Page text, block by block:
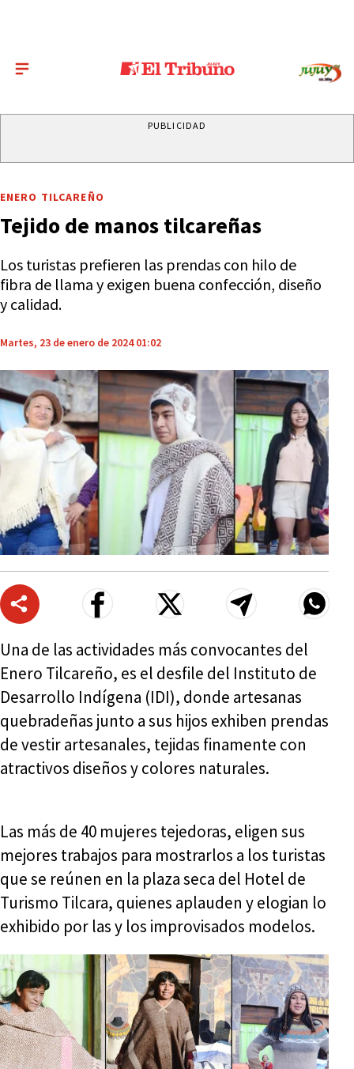
PUBLICIDAD
ENERO TILCAREÑO
Tejido de manos tilcareñas
Los turistas prefieren las prendas con hilo de
fibra de llama y exigen buena confección, diseño
y calidad.
Martes, 23 de enero de 2024 01:02
Una de las actividades más convocantes del
Enero Tilcareño, es el desfile del Instituto de
Desarrollo Indígena (IDI), donde artesanas
quebradeñas junto a sus hijos exhiben prendas
de vestir artesanales, tejidas finamente con
atractivos diseños y colores naturales.
Las más de 40 mujeres tejedoras, eligen sus
mejores trabajos para mostrarlos a los turistas
que se reúnen en la plaza seca del Hotel de
Turismo Tilcara, quienes aplauden y elogian lo
exhibido por las y los improvisados modelos.